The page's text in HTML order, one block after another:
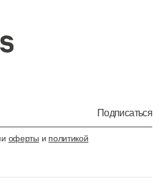
Подписаться
оферты и политикой